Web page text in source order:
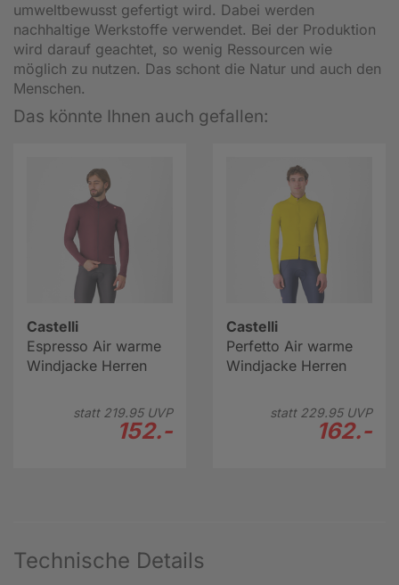
umweltbewusst gefertigt wird. Dabei werden
nachhaltige Werkstoffe verwendet. Bei der Produktion
wird darauf geachtet, so wenig Ressourcen wie
möglich zu nutzen. Das schont die Natur und auch den
Menschen.
Das könnte Ihnen auch gefallen:
Castelli
Espresso Air warme
Windjacke Herren
statt 219.95UVP
152.-
Castelli
Perfetto Air warme
Windjacke Herren
statt 229.95UVP
162.-
Technische Details